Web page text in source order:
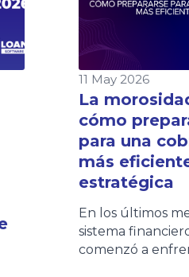
11 May 2026
La
cómo
para una
más
estratégica
En los últimos
sistema
comenzó a